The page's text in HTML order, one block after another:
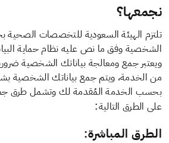
نجمعها؟
تلتزم الهيئة السعودية للتخصصات الصحية
الشخصية وفق ما نص عليه نظام حماية
ويعتبر جمع ومعالجة بياناتك الشخصية
من الخدمة، ويتم جمع بياناتك الشخصية
بحسب الخدمة المُقدمة لك وتشمل طرق
على الطرق التالية:
الطرق المباشرة: